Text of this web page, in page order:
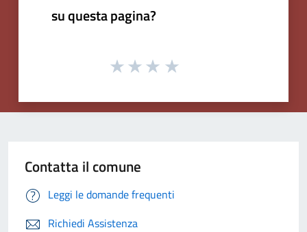
su questa pagina?
Contatta il comune
Leggi le domande frequenti
Richiedi Assistenza